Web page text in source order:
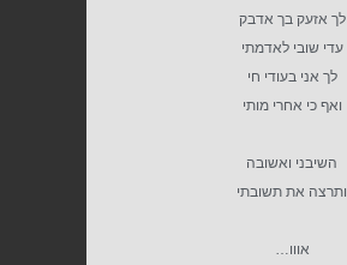
לך אזעק בך אדבק
עדי שובי לאדמתי
לך אני בעודי חי
ואף כי אחרי מותי
השיבני ואשובה
ותרצה את תשובתי
אווו…